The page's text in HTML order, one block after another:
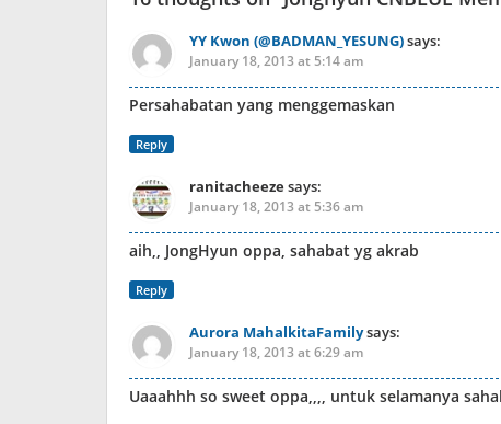
YY Kwon (@BADMAN_YESUNG)says:
January 18, 2013 at 5:14 am
Persahabatan yang menggemaskan
Reply
ranitacheezesays:
January 18, 2013 at 5:36 am
aih,, JongHyun oppa, sahabat yg akrab
Reply
Aurora MahalkitaFamilysays:
January 18, 2013 at 6:29 am
Uaaahhh so sweet oppa,,,, untuk selamanya